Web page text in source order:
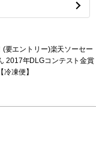
要エントリー)楽天ソーセー
2017年DLGコンテスト金賞
凍便】